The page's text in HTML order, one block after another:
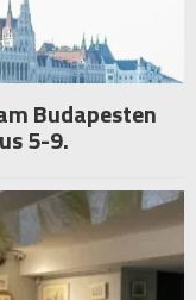
Budapesten
5-9.